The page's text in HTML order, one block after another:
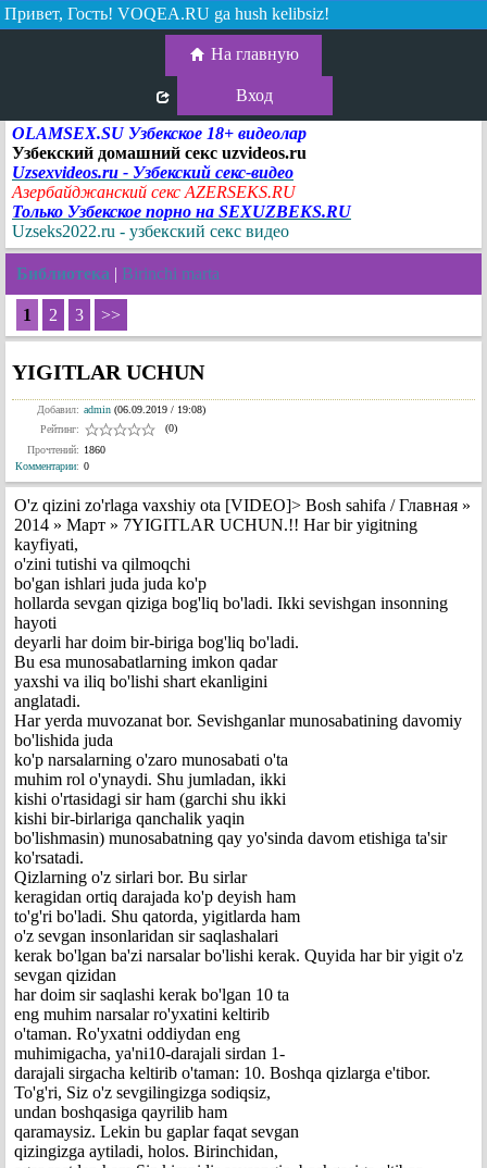
Привет, Гость! VOQEA.RU ga hush kelibsiz!
На главную
Вход
OLAMSEX.SU Узбекское 18+ видеолар
Узбекский домашний секс uzvideos.ru
Uzsexvideos.ru - Узбекский секс-видео
Азербайджанский секс AZERSEKS.RU
Только Узбекское порно на SEXUZBEKS.RU
Uzseks2022.ru - узбекский секс видео
Библиотека | Birinchi marta
1 2 3 >>
YIGITLAR UCHUN
Добавил: admin (06.09.2019 / 19:08)
Рейтинг:
(0)
Прочтений: 1860
Комментарии: 0
O'z qizini zo'rlaga vaxshiy ota [VIDEO]> Bosh sahifa / Главная »
2014 » Март » 7YIGITLAR UCHUN.!! Har bir yigitning
kayfiyati,
o'zini tutishi va qilmoqchi
bo'gan ishlari juda juda ko'p
hollarda sevgan qiziga bog'liq bo'ladi. Ikki sevishgan insonning
hayoti
deyarli har doim bir-biriga bog'liq bo'ladi.
Bu esa munosabatlarning imkon qadar
yaxshi va iliq bo'lishi shart ekanligini
anglatadi.
Har yerda muvozanat bor. Sevishganlar munosabatining davomiy
bo'lishida juda
ko'p narsalarning o'zaro munosabati o'ta
muhim rol o'ynaydi. Shu jumladan, ikki
kishi o'rtasidagi sir ham (garchi shu ikki
kishi bir-birlariga qanchalik yaqin
bo'lishmasin) munosabatning qay yo'sinda davom etishiga ta'sir
ko'rsatadi.
Qizlarning o'z sirlari bor. Bu sirlar
keragidan ortiq darajada ko'p deyish ham
to'g'ri bo'ladi. Shu qatorda, yigitlarda ham
o'z sevgan insonlaridan sir saqlashalari
kerak bo'lgan ba'zi narsalar bo'lishi kerak. Quyida har bir yigit o'z
sevgan qizidan
har doim sir saqlashi kerak bo'lgan 10 ta
eng muhim narsalar ro'yxatini keltirib
o'taman. Ro'yxatni oddiydan eng
muhimigacha, ya'ni10-darajali sirdan 1-
darajali sirgacha keltirib o'taman: 10. Boshqa qizlarga e'tibor.
To'g'ri, Siz o'z sevgilingizga sodiqsiz,
undan boshqasiga qayrilib ham
qaramaysiz. Lekin bu gaplar faqat sevgan
qizingizga aytiladi, holos. Birinchidan,